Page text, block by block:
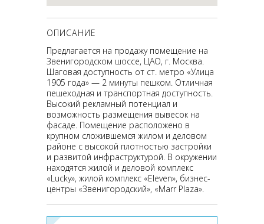
ОПИСАНИЕ
Предлагается на продажу помещение на
Звенигородском шоссе, ЦАО, г. Москва.
Шаговая доступность от ст. метро «Улица
1905 года» — 2 минуты пешком. Отличная
пешеходная и транспортная доступность.
Высокий рекламный потенциал и
возможность размещения вывесок на
фасаде. Помещение расположено в
крупном сложившемся жилом и деловом
районе с высокой плотностью застройки
и развитой инфраструктурой. В окружении
находятся жилой и деловой комплекс
«Lucky», жилой комплекс «Eleven», бизнес-
центры «Звенигородский», «Marr Plaza».